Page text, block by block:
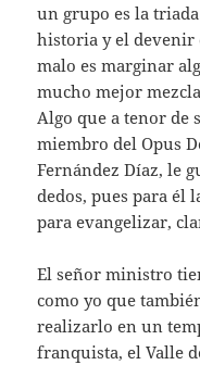
un grupo es la
historia y el devenir
malo es marginar
mucho mejor
Algo que a tenor
miembro del Opus
Fernández Díaz, le
dedos, pues para él
para evangelizar,
El señor ministro
como yo que
realizarlo en un
franquista, el Valle